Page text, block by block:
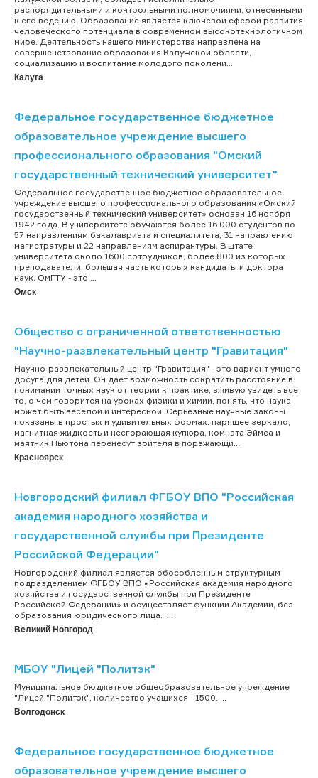
распорядительными и контрольными полномочиями, отнесенными
к его ведению. Образование является ключевой сферой развития
человеческого потенциала в современном высокотехнологичном
мире. Деятельность нашего министерства направлена на
совершенствование образования Калужской области,
социализацию и воспитание молодого поколени...
Калуга
Федеральное государственное бюджетное
образовательное учреждение высшего
профессионального образования "Омский
государственный технический университет"
Федеральное государственное бюджетное образовательное
учреждение высшего профессионального образования «Омский
государственный технический университет» основан 16 ноября
1942 года. В университете обучаются более 16 000 студентов по
57 направлениям бакалавриата и специалитета, 31 направлению
магистратуры и 22 направлениям аспирантуры. В штате
университета около 1600 сотрудников, более 800 из которых
преподаватели, большая часть которых кандидаты и доктора
наук. ОмГТУ - это ...
Омск
Общество с ограниченной ответственностью
"Научно-развлекательный центр "Гравитация"
Научно-развлекательный центр "Гравитация" - это вариант умного
досуга для детей. Он дает возможность сократить расстояние в
понимании точных наук от теории к практике, вживую увидеть все
то, о чем говорится на уроках физики и химии, понять, что наука
может быть веселой и интересной. Серьезные научные законы
показаны в простых и удивительных формах: парящее зеркало,
магнитная жидкость и несгорающая купюра, комната Эймса и
маятник Ньютона перенесут зрителя в поражающи...
Красноярск
Новгородский филиал ФГБОУ ВПО "Российская
академия народного хозяйства и
государственной службы при Президенте
Российской Федерации"
Новгородский филиал является обособленным структурным
подразделением ФГБОУ ВПО «Российская академия народного
хозяйства и государственной службы при Президенте
Российской Федерации» и осуществляет функции Академии, без
образования юридического лица. ...
Великий Новгород
МБОУ "Лицей "Политэк"
Муниципальное бюджетное общеобразовательное учреждение
"Лицей "Политэк", количество учащихся - 1500. ...
Волгодонск
Федеральное государственное бюджетное
образовательное учреждение высшего